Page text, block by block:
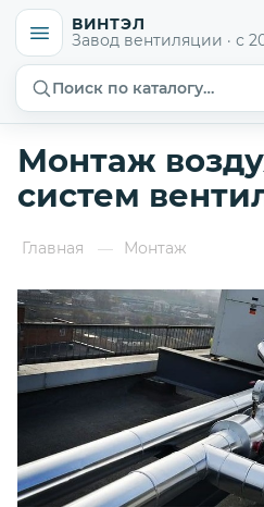
ВИНТЭЛ
Завод вентиляции · с
Поиск по каталогу…
Монтаж
систем
Главная — Монтаж